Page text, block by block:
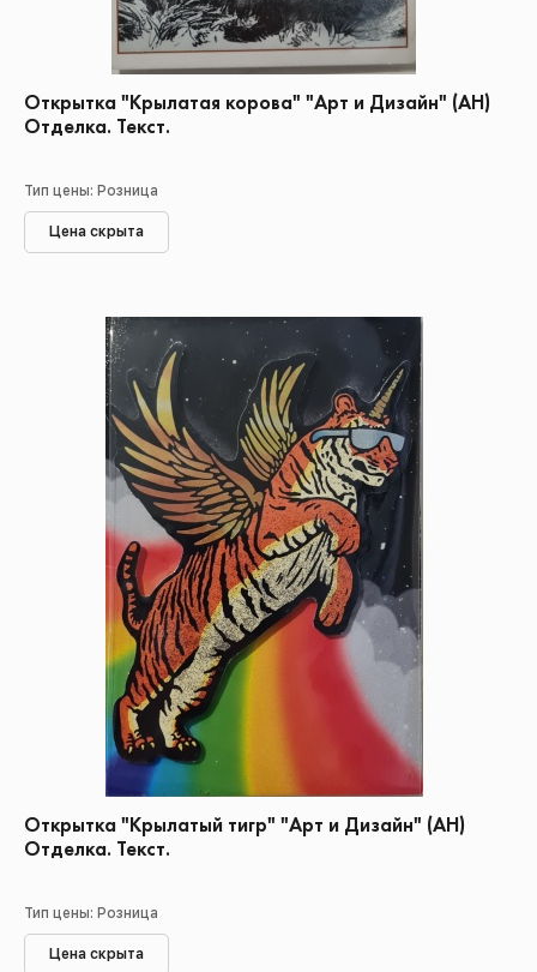
Открытка "Крылатая корова" "Арт и Дизайн" (АН)
Отделка. Текст.
Тип цены: Розница
Цена скрыта
Открытка "Крылатый тигр" "Арт и Дизайн" (АН)
Отделка. Текст.
Тип цены: Розница
Цена скрыта